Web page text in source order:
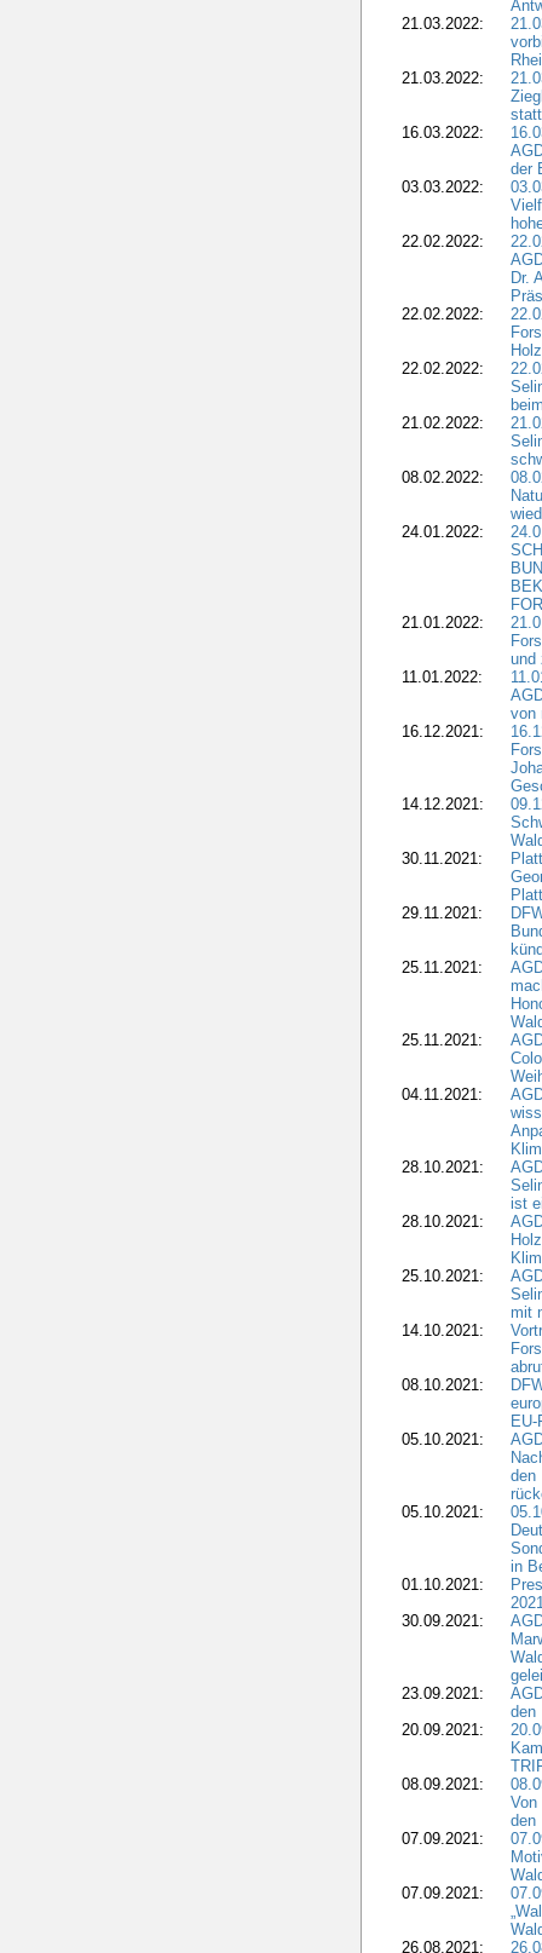
21.03.2022:
21.03.2022:
16.03.2022:
der
03.03.2022:
22.02.2022:
Dr.
22.02.2022:
22.02.2022:
21.02.2022:
08.02.2022:
24.01.2022:
21.01.2022:
und
11.01.2022:
von
16.12.2021:
14.12.2021:
30.11.2021:
29.11.2021:
25.11.2021:
25.11.2021:
04.11.2021:
28.10.2021:
ist
28.10.2021:
25.10.2021:
mit
14.10.2021:
08.10.2021:
05.10.2021:
den
05.10.2021:
in
01.10.2021:
30.09.2021:
23.09.2021:
den
20.09.2021:
08.09.2021:
den
07.09.2021:
07.09.2021:
26.08.2021: